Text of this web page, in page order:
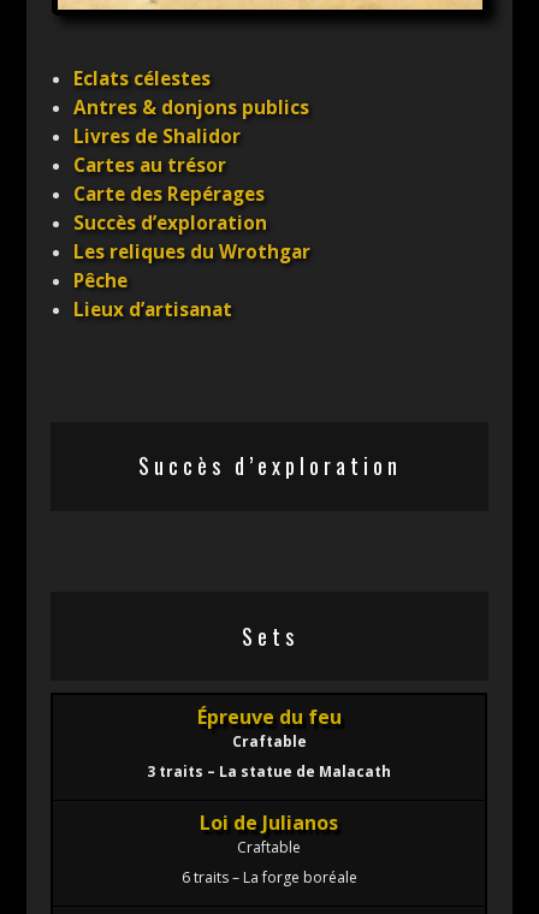
Eclats célestes
Antres & donjons publics
Livres de Shalidor
Cartes au trésor
Carte des Repérages
Succès d’exploration
Les reliques du Wrothgar
Pêche
Lieux d’artisanat
Succès d’exploration
Sets
Épreuve du feu
Craftable
3 traits – La statue de Malacath
Loi de Julianos
Craftable
6 traits – La forge boréale